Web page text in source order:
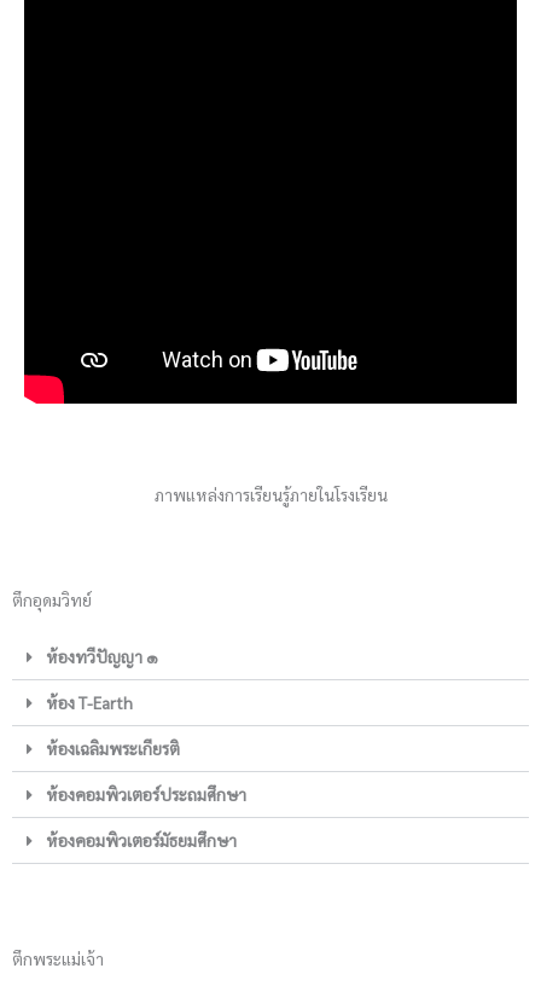
ภาพแหล่งการเรียนรู้ภายในโรงเรียน
ตึกอุดมวิทย์
ห้องทวีปัญญา ๑
ห้อง T-Earth
ห้องเฉลิมพระเกียรติ
ห้องคอมพิวเตอร์ประถมศึกษา
ห้องคอมพิวเตอร์มัธยมศึกษา
ตึกพระแม่เจ้า